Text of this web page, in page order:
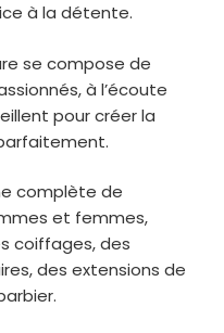
à la détente.
se compose de
à l’écoute
pour créer la
complète de
et femmes,
coiffages, des
des extensions de